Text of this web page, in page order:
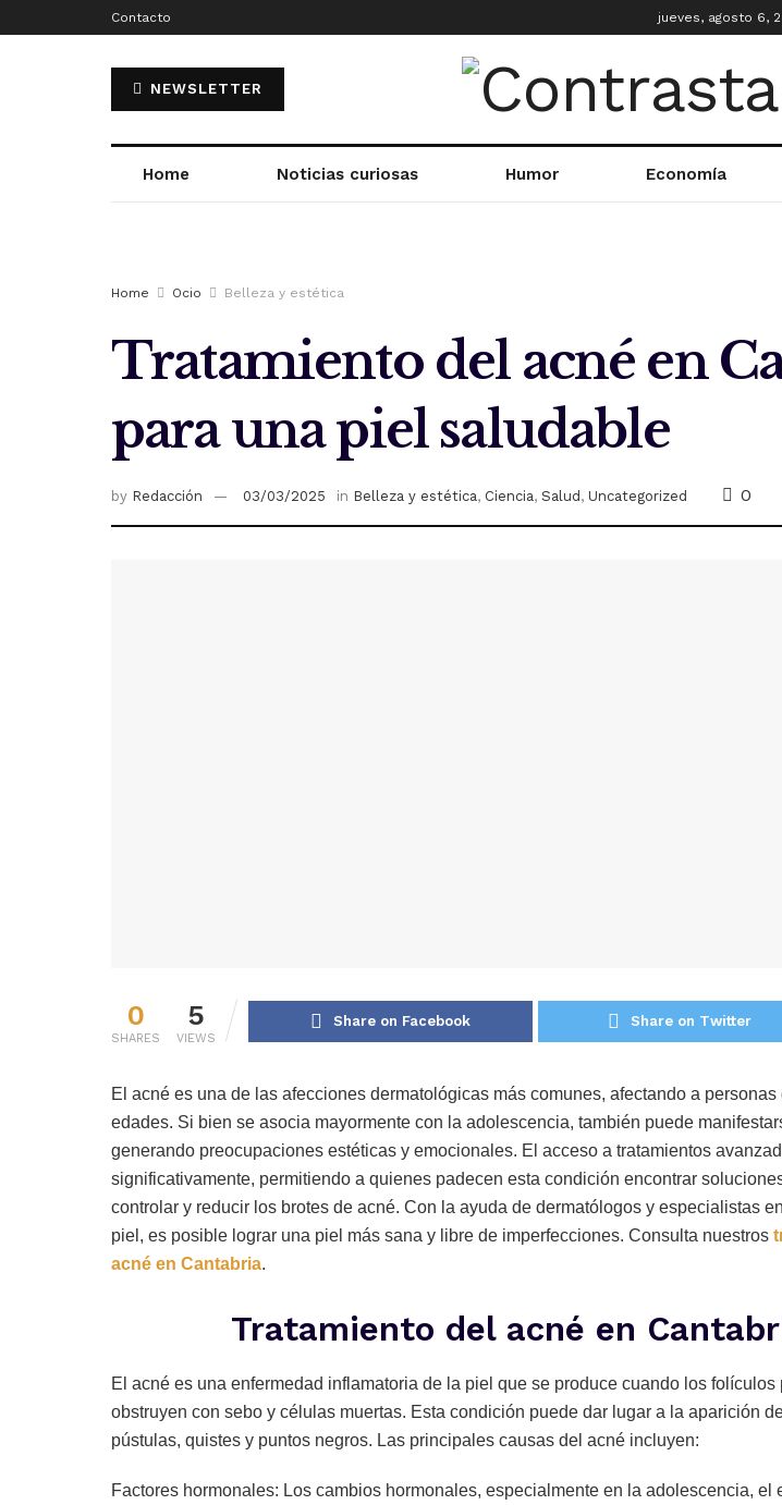
Contacto jueves, agosto 6,
NEWSLETTER
Home Noticias curiosas Humor Economía
Home Ocio Belleza y estética
Tratamiento del acné en
para una piel saludable
by Redacción 03/03/2025 in Belleza y estética, Ciencia, Salud , Uncategorized 0
0
SHARES
5
VIEWS
Share on Facebook Share on Twitter
El acné es una de las afecciones dermatológicas más comunes, afectando a personas
edades. Si bien se asocia mayormente con la adolescencia, también puede
generando preocupaciones estéticas y emocionales. El acceso a tratamientos
significativamente, permitiendo a quienes padecen esta condición encontrar
controlar y reducir los brotes de acné. Con la ayuda de dermatólogos y especialistas
piel, es posible lograr una piel más sana y libre de imperfecciones. Consulta nuestros
acné en Cantabria.
Tratamiento del acné en
El acné es una enfermedad inflamatoria de la piel que se produce cuando los folículos
obstruyen con sebo y células muertas. Esta condición puede dar lugar a la aparición
pústulas, quistes y puntos negros. Las principales causas del acné incluyen:
Factores hormonales: Los cambios hormonales, especialmente en la adolescencia, el